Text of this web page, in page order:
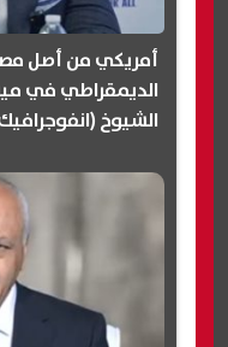
أمريكي من أصل
الديمقراطي في
الشيوخ